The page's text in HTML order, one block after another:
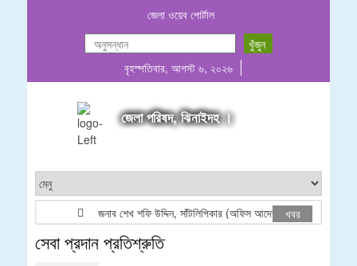
জেলা ওয়েব পোর্টাল
বৃহস্পতিবার, আগস্ট ৬, ২০২৬
জেলা পরিষদ, ঝিনাইদহ ।
জনাব শেখ শফি উদ্দিন, সাঁটলিপিকার (অফিস আদেশ) খবর
সেবা প্রদান প্রতিশ্রুতি